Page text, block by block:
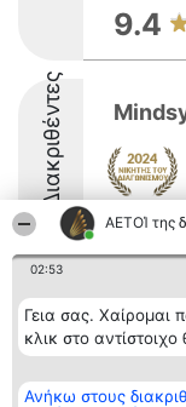
ΑΕΤΟΊ της
02:53
Γεια σας. Χαίρομαι
κλικ στο
Ανήκω στους
9.4
Διακριθέντες
8.3
Διοργανωτής της
κατάταξης
BEAUTIFUL COMPANY
ΤΗΛ. ΕΠΙΚΟΙΝΩΝΙΑΣ: